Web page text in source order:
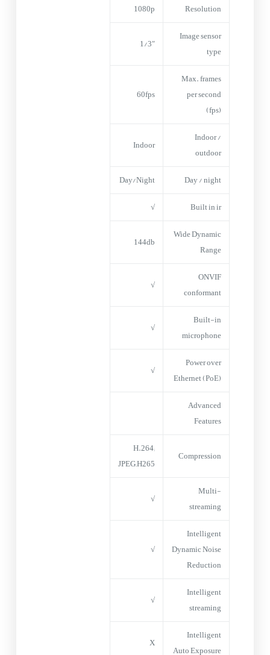
Resolution
1080p
Image sensor
type
1/3″
Max. frames
per second
(fps)
60fps
Indoor /
outdoor
Indoor
Day / night
Day/Night
Built in ir
√
Wide Dynamic
Range
144db
ONVIF
conformant
√
Built-in
microphone
√
Power over
Ethernet (PoE)
√
Advanced
Features
Compression
H.264;
JPEG;H265
Multi-
streaming
√
Intelligent
Dynamic Noise
Reduction
√
Intelligent
streaming
√
Intelligent
Auto Exposure
X